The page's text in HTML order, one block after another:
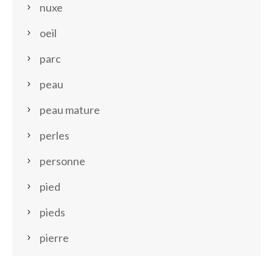
nuxe
oeil
parc
peau
peau mature
perles
personne
pied
pieds
pierre